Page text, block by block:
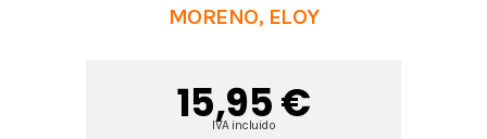
MORENO, ELOY
15,95 €
IVA incluido